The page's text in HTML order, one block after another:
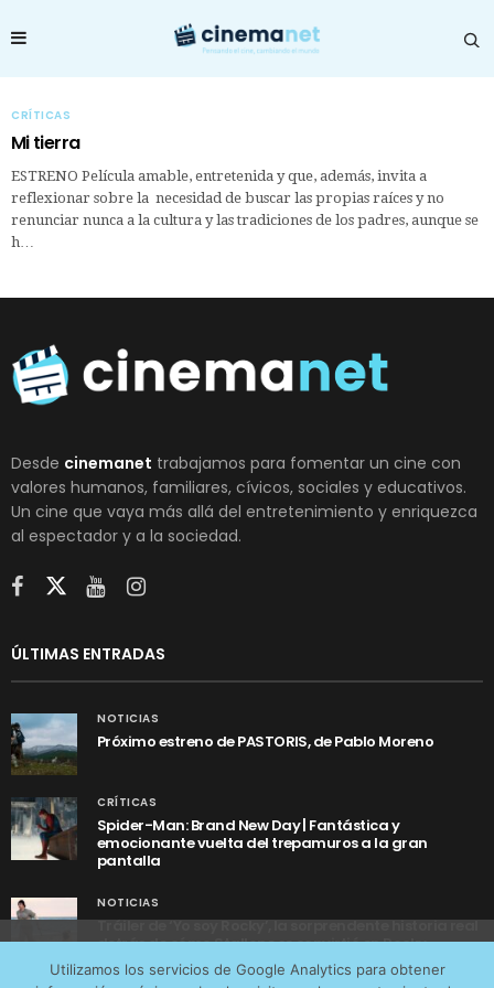
CRÍTICAS
Mi tierra
ESTRENO Película amable, entretenida y que, además, invita a
reflexionar sobre la necesidad de buscar las propias raíces y no
renunciar nunca a la cultura y las tradiciones de los padres, aunque se
h…
Desde cinemanet trabajamos para fomentar un cine con
valores humanos, familiares, cívicos, sociales y educativos.
Un cine que vaya más allá del entretenimiento y enriquezca
al espectador y a la sociedad.
ÚLTIMAS ENTRADAS
NOTICIAS
Próximo estreno de PASTORIS, de Pablo Moreno
CRÍTICAS
Spider-Man: Brand New Day | Fantástica y
emocionante vuelta del trepamuros a la gran
pantalla
NOTICIAS
Tráiler de ‘Yo soy Rocky’, la sorprendente historia real
detrás de cómo Stallone se convirtió en Rocky
Utilizamos los servicios de Google Analytics para obtener
tráfico web que recibimos y conocer los servicios que